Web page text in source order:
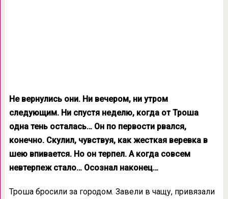
Не вернулись они. Ни вечером, ни утром
следующим. Ни спустя неделю, когда от Троша
одна тень осталась… Он по первости рвался,
конечно. Скулил, чувствуя, как жесткая веревка в
шею впивается. Но он терпел. А когда совсем
невтерпеж стало… Осознал наконец…
Троша бросили за городом. Завели в чащу, привязали